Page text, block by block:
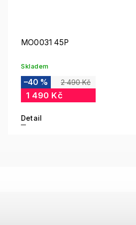
MO0031 45P
Skladem
2 490 Kč
–40 %
1 490 Kč
Detail